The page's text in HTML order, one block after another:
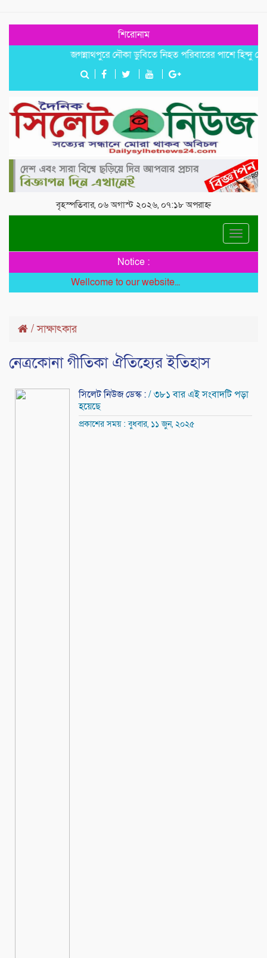
শিরোনাম
জগন্নাথপুরে নৌকা ডুবিতে নিহত পরিবারের পাশে হিন্দু বৌদ্ধ
বৃহস্পতিবার, ০৬ অগাস্ট ২০২৬, ০৭:১৮ অপরাহ্ন
Toggle
Notice :
Wellcome to our website...
/সাক্ষাৎকার
নেত্রকোনা গীতিকা ঐতিহ্যের ইতিহাস
সিলেট নিউজ ডেস্ক :/ ৩৮১ বার এই সংবাদটি পড়া
হয়েছে
প্রকাশের সময় : বুধবার, ১১ জুন, ২০২৫